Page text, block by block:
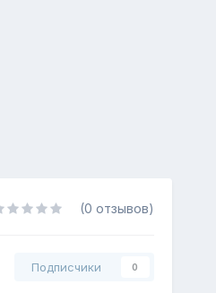
(0 отзывов)
Подписчики 0